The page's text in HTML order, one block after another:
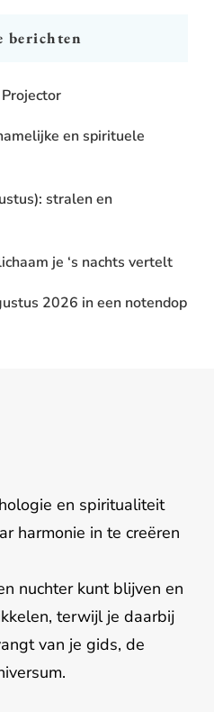
berichten
en spirituele
stralen en
je ‘s nachts vertelt
2026 in een notendop
en spiritualiteit
harmonie in te creëren
nuchter kunt blijven en
terwijl je daarbij
van je gids, de